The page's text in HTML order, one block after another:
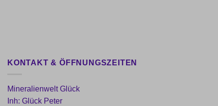
KONTAKT & ÖFFNUNGSZEITEN
Mineralienwelt Glück
Inh: Glück Peter